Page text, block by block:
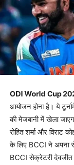
ODI World Cup
आयोजन होना है। ये
की मेजबानी में खेला
रोहित शर्मा और विराट
के लिए BCCI ने अपना
BCCI सेक्रेटरी देवजीत